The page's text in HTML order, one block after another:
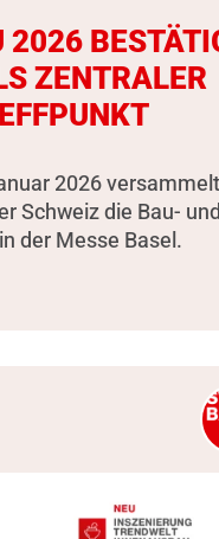
2026
ZENTRALER
2026
Schweiz die Bau-
der Messe Basel.